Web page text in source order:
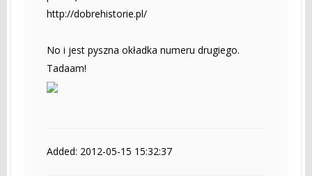
http://dobrehistorie.pl/
No i jest pyszna okładka numeru drugiego.
Tadaam!
Added: 2012-05-15 15:32:37